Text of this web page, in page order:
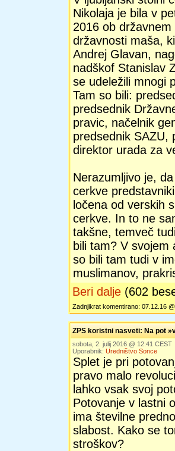
Nikolaja je bila v
2016 ob
državnosti maša,
Andrej Glavan,
nadškof Stanislav
se udeležili mnogi
Tam so bili:
predsednik
pravic, načelnik
predsednik SAZU,
direktor urada za
Nerazumljivo je,
cerkve
ločena od verskih
cerkve. In to ne
takšne, temveč
bili tam? V svojem
so bili tam tudi v
muslimanov,
Beri dalje (602
Zadnjikrat komentirano: 07.12.16
ZPS koristni nasveti: Na pot
sobota, 2. julij 2016 @ 12:41 CEST
Uporabnik: Uredništvo Sonce
Splet je pri
pravo malo
lahko vsak svoj
Potovanje v lastni
ima številne
slabost. Kako se
stroškov?